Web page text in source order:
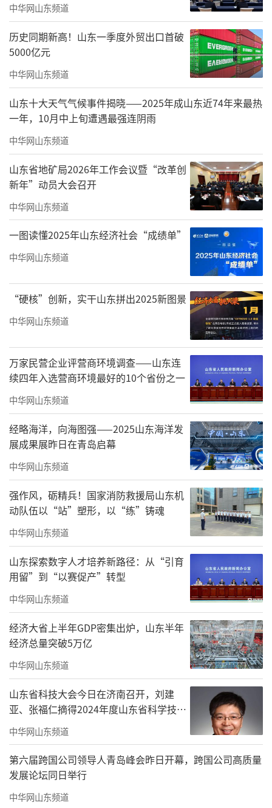
发布会上，海南省养老康养产业协会正式
是该协会颁出的首个康养旅居基地认定。山东
省康养服务学会也同时授牌建邦·悠然学
苑“海南康养旅居基地”。
建邦·悠然学苑由山东建邦集团投资建设
并运营，坐落于陵水南平康养产业园核心区
域，以打造“生态颐养、自然疗愈、中医理
疗、健康管理、学习休闲”五位一体的综合型
旅居标杆为目标，重新定义高品质康养旅居体
验。
雨林温泉构筑天然康养秘境
项目地处被誉为“世界最美纬度”的北纬1
8°，与迈阿密、马尔代夫等知名度假胜地同属
黄金气候带。这里年平均气温稳定在25.7℃，
四季温暖如春，周边坐拥七仙岭温泉国家森林
公园与吊罗山国家森林公园，区域内负氧离子
浓度高达12万/立方厘米，被誉为“天然氧
中华网山东频道
历史同期新高！山东一季度外贸出口首破
5000亿元
中华网山东频道
山东十大天气气候事件揭晓——2025年成山东近74年来最热
一年，10月中上旬遭遇最强连阴雨
中华网山东频道
山东省地矿局2026年工作会议暨“改革创
新年”动员大会召开
中华网山东频道
一图读懂2025年山东经济社会“成绩单”
中华网山东频道
“硬核”创新，实干山东拼出2025新图景
中华网山东频道
万家民营企业评营商环境调查——山东连
续四年入选营商环境最好的10个省份之一
中华网山东频道
经略海洋，向海图强——2025山东海洋发
展成果展昨日在青岛启幕
中华网山东频道
强作风，砺精兵！国家消防救援局山东机
动队伍以“站”塑形，以“练”铸魂
中华网山东频道
山东探索数字人才培养新路径：从“引育
用留”到“以赛促产”转型
中华网山东频道
经济大省上半年GDP密集出炉，山东半年
经济总量突破5万亿
中华网山东频道
山东省科技大会今日在济南召开，刘建
亚、张福仁摘得2024年度山东省科学技术
奖最高奖！
中华网山东频道
第六届跨国公司领导人青岛峰会昨日开幕，跨国公司高质量
发展论坛同日举行
中华网山东频道